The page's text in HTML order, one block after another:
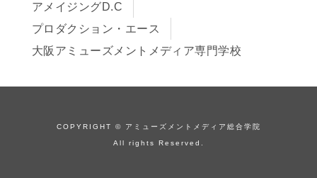
アメイジングD.C
プロダクション・エース
大阪アミューズメントメディア専門学校
COPYRIGHT © アミューズメントメディア総合学院
All rights Reserved.